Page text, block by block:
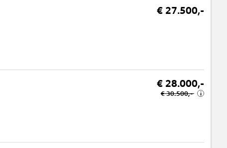
€ 27.500,-
€ 28.000,-
€ 30.500,- i